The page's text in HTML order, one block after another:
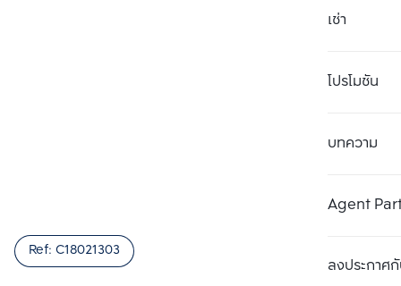
เช่า
โปรโมชัน
บทความ
Agent
ลงประกาศกั
Ref: C18021303 เปรียบเทียบ